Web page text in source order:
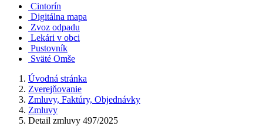
Cintorín
Digitálna mapa
Zvoz odpadu
Lekári v obci
Pustovník
Sväté Omše
Úvodná stránka
Zverejňovanie
Zmluvy, Faktúry, Objednávky
Zmluvy
Detail zmluvy 497/2025